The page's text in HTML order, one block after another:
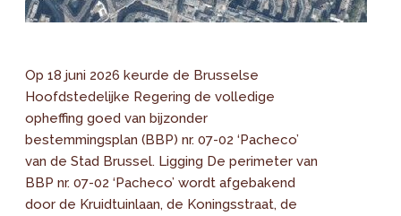
Op 18 juni 2026 keurde de Brusselse
Hoofdstedelijke Regering de volledige
opheffing goed van bijzonder
bestemmingsplan (BBP) nr. 07-02 ‘Pacheco’
van de Stad Brussel. Ligging De perimeter van
BBP nr. 07-02 ‘Pacheco’ wordt afgebakend
door de Kruidtuinlaan, de Koningsstraat, de